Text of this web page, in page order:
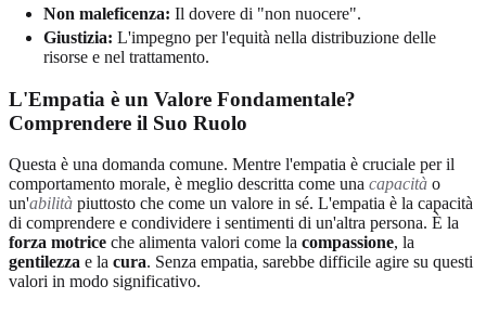
Non maleficenza: Il dovere di "non nuocere".
Giustizia: L'impegno per l'equità nella distribuzione delle
risorse e nel trattamento.
L'Empatia è un Valore Fondamentale?
Comprendere il Suo Ruolo
Questa è una domanda comune. Mentre l'empatia è cruciale per il
comportamento morale, è meglio descritta come una capacità o
un'abilità piuttosto che come un valore in sé. L'empatia è la capacità
di comprendere e condividere i sentimenti di un'altra persona. È la
forza motrice che alimenta valori come la compassione, la
gentilezza e la cura. Senza empatia, sarebbe difficile agire su questi
valori in modo significativo.